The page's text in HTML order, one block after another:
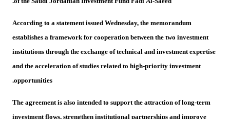
According to a statement issued Wednesday, the memorandum
establishes a framework for cooperation between the two investment
institutions through the exchange of technical and investment expertise
and the acceleration of studies related to high-priority investment
opportunities.
The agreement is also intended to support the attraction of long-term